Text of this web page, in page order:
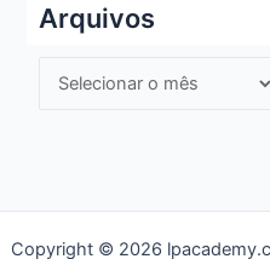
Arquivos
i
v
Copyright © 2026